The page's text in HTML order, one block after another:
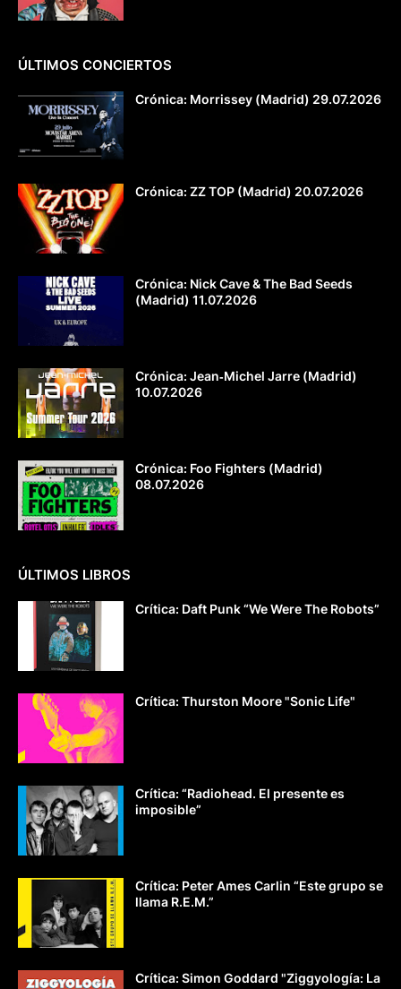
ÚLTIMOS CONCIERTOS
Crónica: Morrissey (Madrid) 29.07.2026
Crónica: ZZ TOP (Madrid) 20.07.2026
Crónica: Nick Cave & The Bad Seeds
(Madrid) 11.07.2026
Crónica: Jean‐Michel Jarre (Madrid)
10.07.2026
Crónica: Foo Fighters (Madrid)
08.07.2026
ÚLTIMOS LIBROS
Crítica: Daft Punk “We Were The Robots”
Crítica: Thurston Moore "Sonic Life"
Crítica: “Radiohead. El presente es
imposible”
Crítica: Peter Ames Carlin “Este grupo se
llama R.E.M.”
Crítica: Simon Goddard "Ziggyología: La